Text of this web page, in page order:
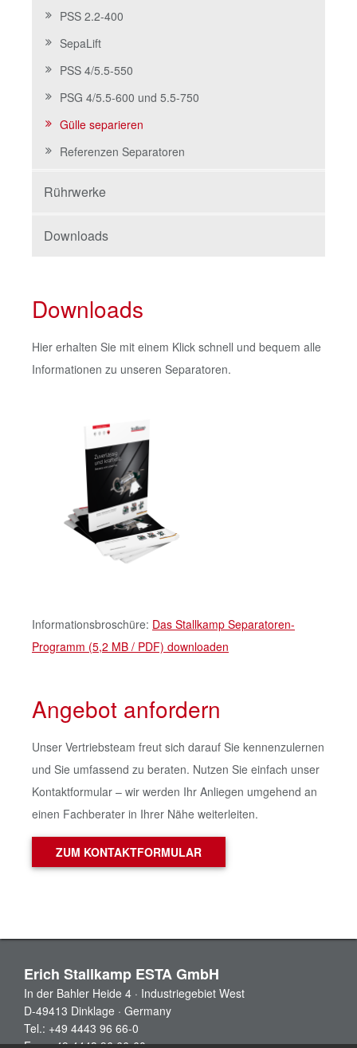
PSS 2.2-400
SepaLift
PSS 4/5.5-550
PSG 4/5.5-600 und 5.5-750
Gülle separieren
Referenzen Separatoren
Rührwerke
Downloads
Downloads
Hier erhalten Sie mit einem Klick schnell und bequem alle
Informationen zu unseren Separatoren.
Informationsbroschüre: Das Stallkamp Separatoren-
Programm (5,2 MB / PDF) downloaden
Angebot anfordern
Unser Vertriebsteam freut sich darauf Sie kennenzulernen
und Sie umfassend zu beraten. Nutzen Sie einfach unser
Kontaktformular – wir werden Ihr Anliegen umgehend an
einen Fachberater in Ihrer Nähe weiterleiten.
ZUM KONTAKTFORMULAR
Erich Stallkamp ESTA GmbH
In der Bahler Heide 4 · Industriegebiet West
D-49413 Dinklage · Germany
Tel.: +49 4443 96 66-0